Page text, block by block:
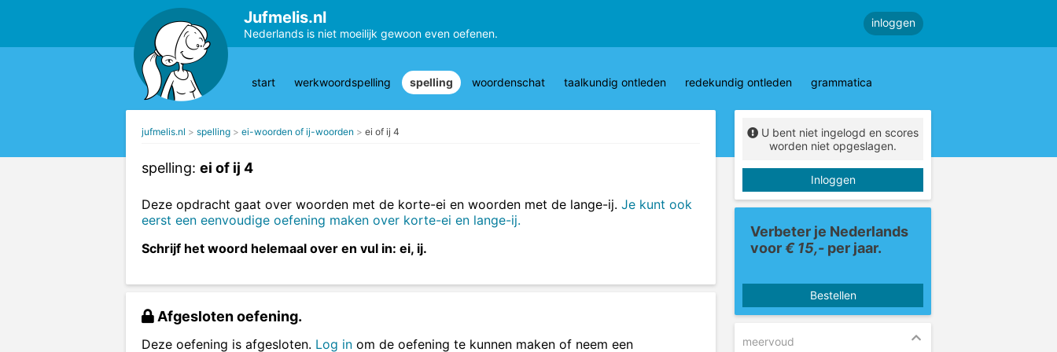
Jufmelis.nl
Nederlands is niet moeilijk gewoon even oefenen.
inloggen
start werkwoordspelling spelling woordenschat taalkundig ontleden redekundig ontleden grammatica
jufmelis.nl spelling ei-woorden of ij-woorden ei of ij 4
spelling: ei of ij 4
Deze opdracht gaat over woorden met de korte-ei en woorden met de lange-ij. Je kunt ook
eerst een eenvoudige oefening maken over korte-ei en lange-ij.
Schrijf het woord helemaal over en vul in: ei, ij.
Afgesloten oefening.
Deze oefening is afgesloten. Log in om de oefening te kunnen maken of neem een
U bent niet ingelogd en scores
worden niet opgeslagen.
Inloggen
Verbeter je Nederlands
voor€ 15,- per jaar.
Bestellen
meervoud